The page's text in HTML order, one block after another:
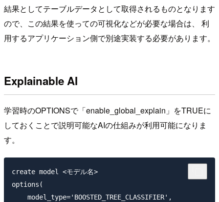
結果としてテーブルデータとして取得されるものとなります
ので、この結果を使っての可視化などが必要な場合は、 利
用するアプリケーション側で別途実装する必要があります。
Explainable AI
学習時のOPTIONSで「enable_global_explain」をTRUEに
しておくことで説明可能なAIの仕組みが利用可能になりま
す。
create model <モデル名>
options(
    model_type='BOOSTED_TREE_CLASSIFIER',